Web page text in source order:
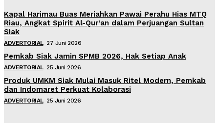
Kapal Harimau Buas Meriahkan Pawai Perahu Hias MTQ
Riau, Angkat Spirit Al-Qur’an dalam Perjuangan Sultan
Siak
ADVERTORIAL 27 Juni 2026
Pemkab Siak Jamin SPMB 2026, Hak Setiap Anak
ADVERTORIAL 25 Juni 2026
Produk UMKM Siak Mulai Masuk Ritel Modern, Pemkab
dan Indomaret Perkuat Kolaborasi
ADVERTORIAL 25 Juni 2026